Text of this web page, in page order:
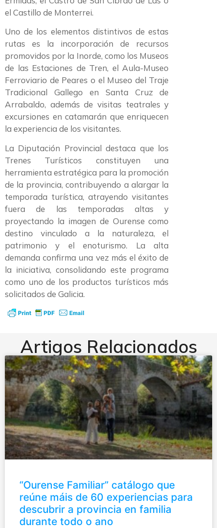
el Castillo de Monterrei.
Uno de los elementos distintivos de estas
rutas es la incorporación de recursos
promovidos por la Inorde, como los Museos
de las Estaciones de Tren, el Aula-Museo
Ferroviario de Peares o el Museo del Traje
Tradicional Gallego en Santa Cruz de
Arrabaldo, además de visitas teatrales y
excursiones en catamarán que enriquecen
la experiencia de los visitantes.
La Diputación Provincial destaca que los
Trenes Turísticos constituyen una
herramienta estratégica para la promoción
de la provincia, contribuyendo a alargar la
temporada turística, atrayendo visitantes
fuera de las temporadas altas y
proyectando la imagen de Ourense como
destino vinculado a la naturaleza, el
patrimonio y el enoturismo. La alta
demanda confirma una vez más el éxito de
la iniciativa, consolidando este programa
como uno de los productos turísticos más
solicitados de Galicia.
Artigos Relacionados
“Ourense Familiar” catálogo que
reúne máis de 60 experiencias para
descubrir a provincia en familia
durante todo o ano